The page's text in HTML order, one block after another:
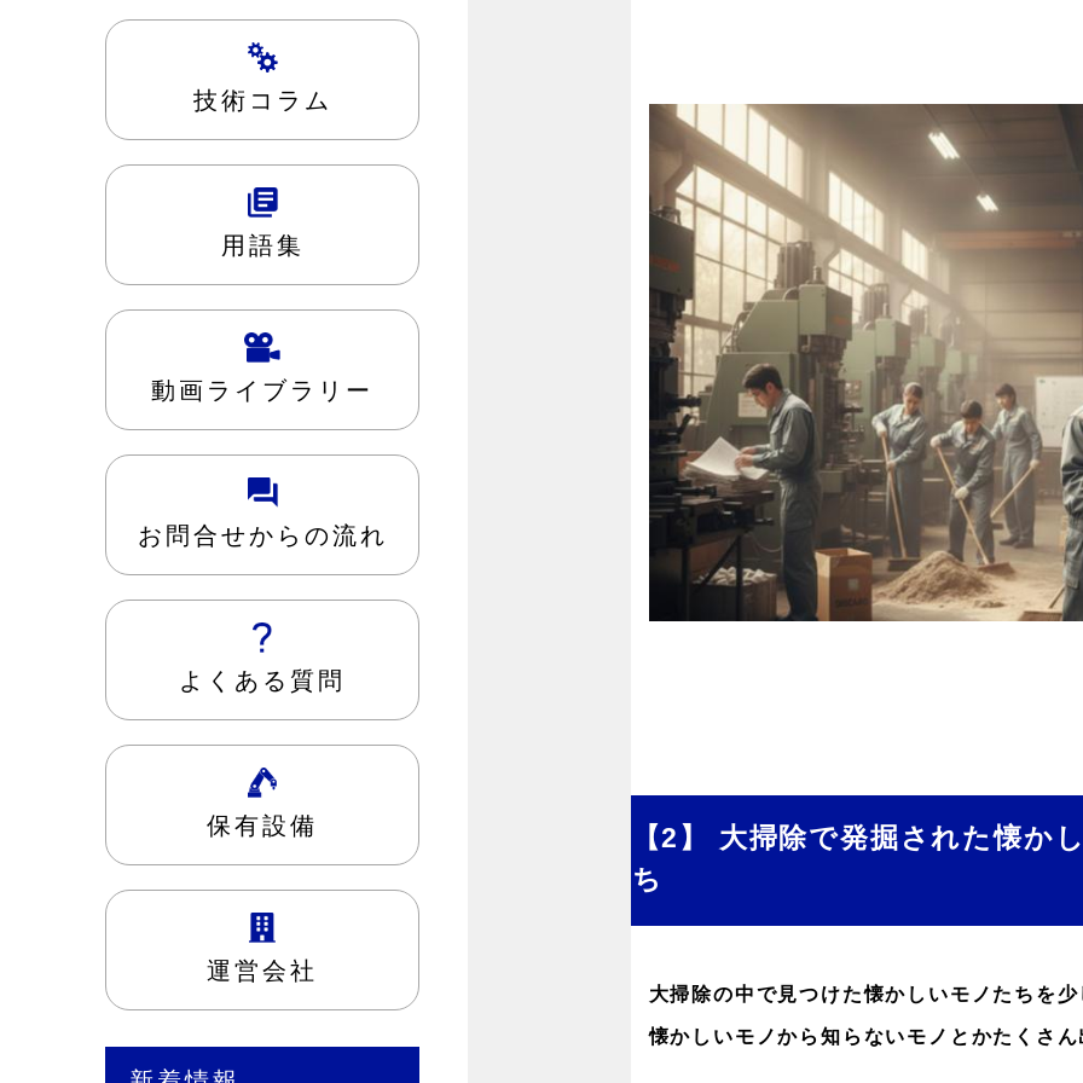
技術コラム
用語集
動画ライブラリー
お問合せからの流れ
よくある質問
保有設備
運営会社
【2】
大掃除で発掘された懐か
ち
大掃除の中で見つけた懐かしいモノたちを
懐かしいモノから知らないモノとかたくさ